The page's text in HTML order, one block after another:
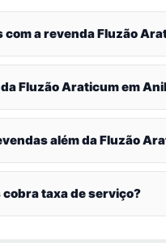
a revenda Fluzão
Fluzão Araticum emAnil
além da Fluzão
cobra taxa de serviço?